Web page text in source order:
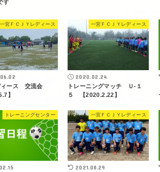
一宮ＦＣＪＹレディース
ィース 交流会
】
一宮ＦＣＪＹレディース
2020.02.24
トレーニングマッチ Ｕ-１
５ 【2020.2.22】
トレーニングセンター 一宮ＦＣＪＹレディース
2021.08.29